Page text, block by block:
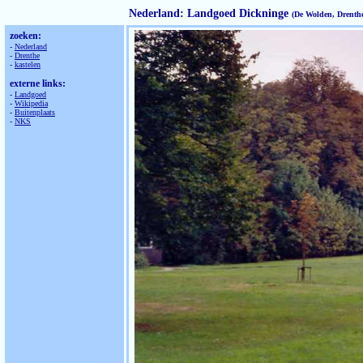
Nederland: Landgoed Dickninge (De Wolden,
zoeken:
- Nederland
- Drenthe
- kastelen
externe links:
- Landgoed
- Wikipedia
- Buitenplaats
- NKS